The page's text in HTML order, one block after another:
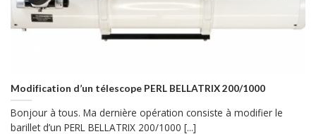
Modification d’un télescope PERL BELLATRIX 200/1000
Bonjour à tous. Ma dernière opération consiste à modifier le
barillet d’un PERL BELLATRIX 200/1000 [...]